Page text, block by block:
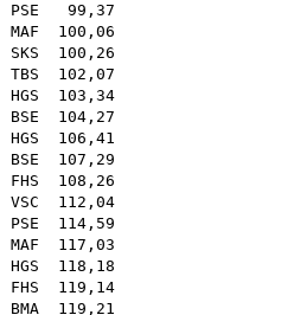
PSE 99,37
MAF 100,06
SKS 100,26
TBS 102,07
HGS 103,34
BSE 104,27
HGS 106,41
BSE 107,29
FHS 108,26
VSC 112,04
PSE 114,59
MAF 117,03
HGS 118,18
FHS 119,14
BMA 119,21